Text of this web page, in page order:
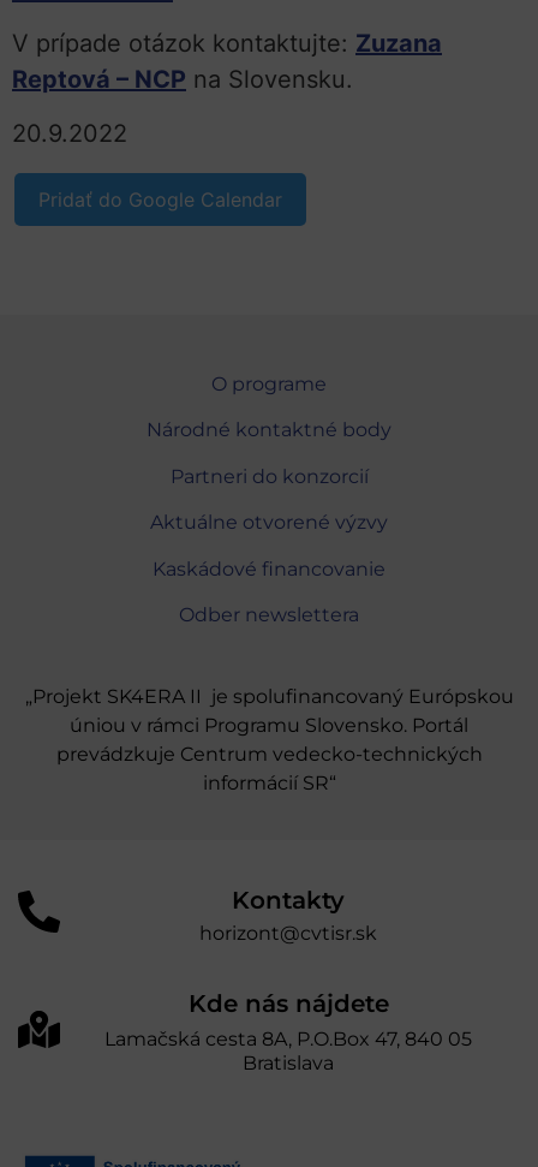
V prípade otázok kontaktujte: Zuzana
Reptová – NCP na Slovensku.
20.9.2022
Pridať do Google Calendar
O programe
Národné kontaktné body
Partneri do konzorcií
Aktuálne otvorené výzvy
Kaskádové financovanie
Odber newslettera
„Projekt SK4ERA II je spolufinancovaný Európskou
úniou v rámci Programu Slovensko. Portál
prevádzkuje Centrum vedecko-technických
informácií SR“
Kontakty
horizont@cvtisr.sk
Kde nás nájdete
Lamačská cesta 8A, P.O.Box 47, 840 05
Bratislava